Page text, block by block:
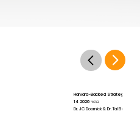
Harvard-Backed Strategies for
14 במאי 2026
Dr. JC Doornick & Dr. Tal Ben-